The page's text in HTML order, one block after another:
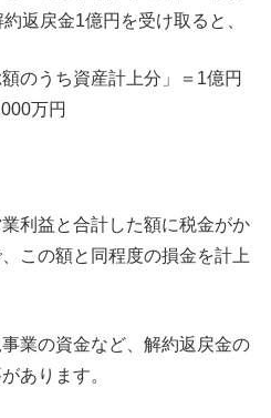
返戻金1億円を受け取ると、
のうち資産計上分」＝1億円
万円
利益と合計した額に税金がか
この額と同程度の損金を計上
業の資金など、解約返戻金の
あります。